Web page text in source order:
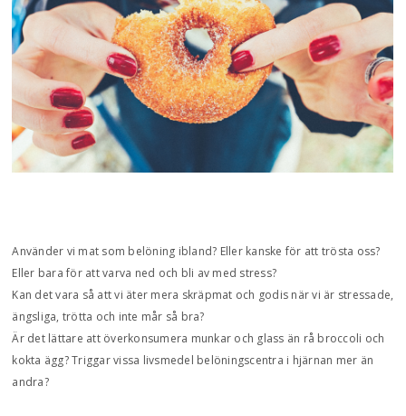
Använder vi mat som belöning ibland? Eller kanske för att trösta oss?
Eller bara för att varva ned och bli av med stress?
Kan det vara så att vi äter mera skräpmat och godis när vi är stressade,
ängsliga, trötta och inte mår så bra?
Är det lättare att överkonsumera munkar och glass än rå broccoli och
kokta ägg? Triggar vissa livsmedel belöningscentra i hjärnan mer än
andra?